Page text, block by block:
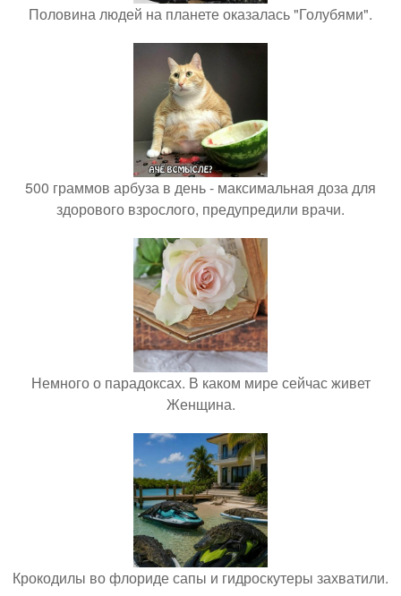
Половина людей на планете оказалась "Голубями".
500 граммов арбуза в день - максимальная доза для
здорового взрослого, предупредили врачи.
Немного о парадоксах. В каком мире сейчас живет
Женщина.
Крокодилы во флориде сапы и гидроскутеры захватили.